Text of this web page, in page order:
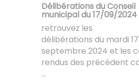
Délibérations du Conseil
municipal du 17/09/2024
retrouvez les
délibérations du mardi 17
septembre 2024 et les
rendus des précédent
...